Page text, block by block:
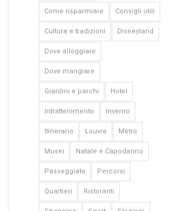
Come risparmiare Consigli utili
Cultura e tradizioni Disneyland
Dove alloggiare
Dove mangiare
Giardini e parchi Hotel
Intrattenimento Inverno
Itinerario Louvre Metro
Musei Natale e Capodanno
Passeggiate Percorsi
Quartieri Ristoranti